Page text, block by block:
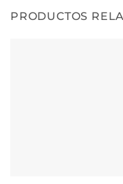
PRODUCTOS